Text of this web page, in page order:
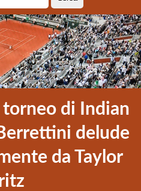
di Indian
delude
da Taylor